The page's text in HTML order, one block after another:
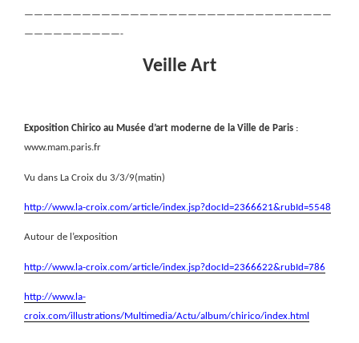
————————————————————————————————
——————————-
Veille Art
Exposition Chirico au Musée d’art moderne de la Ville de Paris :
www.mam.paris.fr
Vu dans La Croix du 3/3/9(matin)
http://www.la-croix.com/article/index.jsp?docId=2366621&rubId=5548
Autour de l’exposition
http://www.la-croix.com/article/index.jsp?docId=2366622&rubId=786
http://www.la-
croix.com/illustrations/Multimedia/Actu/album/chirico/index.html